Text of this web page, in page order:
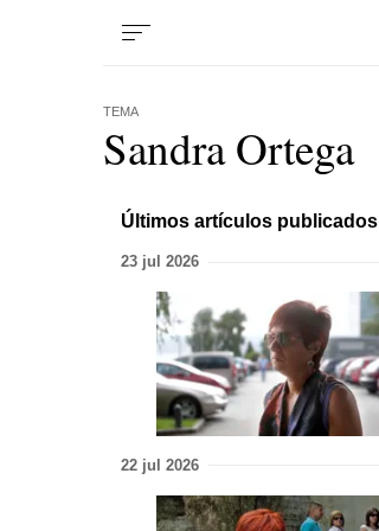
TEMA
Sandra Ortega
Últimos artículos publicados
23 jul 2026
22 jul 2026